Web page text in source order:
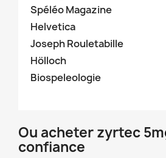
Spéléo Magazine
Helvetica
Joseph Rouletabille
Hölloch
Biospeleologie
Ou acheter zyrtec
confiance